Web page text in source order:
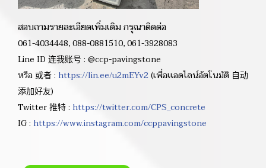
สอบถามรายละเอียดเพิ่มเติม กรุณาติดต่อ
061-4034448, 088-0881510, 061-3928083
Line ID 连我账号 : @ccp-pavingstone
หรือ 或者 : https://lin.ee/u2mEYv2(เพื่อเเอดไลน์อัตโนมัติ 自动
添加好友)
Twitter 推特 : https://twitter.com/CPS_concrete
IG : https://www.instagram.com/ccppavingstone